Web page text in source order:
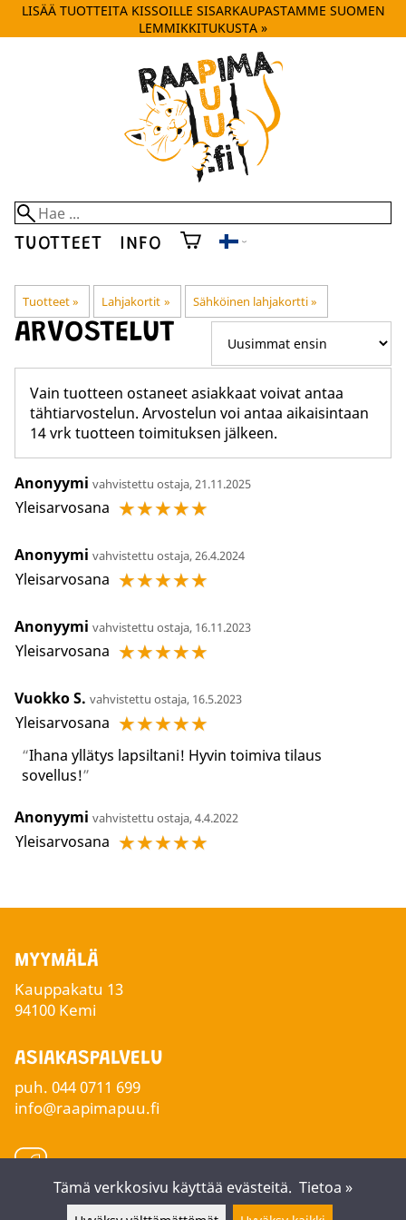
LISÄÄ TUOTTEITA KISSOILLE SISARKAUPASTAMME SUOMEN
LEMMIKKITUKUSTA »
TUOTTEET INFO
Tuotteet‪» Lahjakortit ‪» Sähköinen lahjakortti‪»
ARVOSTELUT
Vain tuotteen ostaneet asiakkaat voivat antaa
tähtiarvostelun. Arvostelun voi antaa aikaisintaan
14 vrk tuotteen toimituksen jälkeen.
Anonyymi vahvistettu ostaja, 21.11.2025
Yleisarvosana ☆☆☆☆☆
Anonyymi vahvistettu ostaja, 26.4.2024
Yleisarvosana ☆☆☆☆☆
Anonyymi vahvistettu ostaja, 16.11.2023
Yleisarvosana ☆☆☆☆☆
Vuokko S. vahvistettu ostaja, 16.5.2023
Yleisarvosana ☆☆☆☆☆
Ihana yllätys lapsiltani! Hyvin toimiva tilaus
sovellus!
Anonyymi vahvistettu ostaja, 4.4.2022
Yleisarvosana ☆☆☆☆☆
MYYMÄLÄ
Kauppakatu 13
94100 Kemi
ASIAKASPALVELU
puh. 044 0711 699
info@raapimapuu.fi
Tämä verkkosivu käyttää evästeitä. Tietoa »